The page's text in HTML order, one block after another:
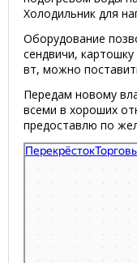
Холодильник для
Оборудование
сендвичи,
вт, можно
Передам новому
всеми в хороших
предоставлю по
Яндекс Карты
Р-40 — Яндекс Карты